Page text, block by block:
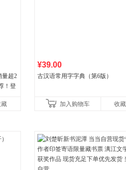
量超2
！登
¥39.00
古汉语常用字字典（第6版）
加入购物车 收藏